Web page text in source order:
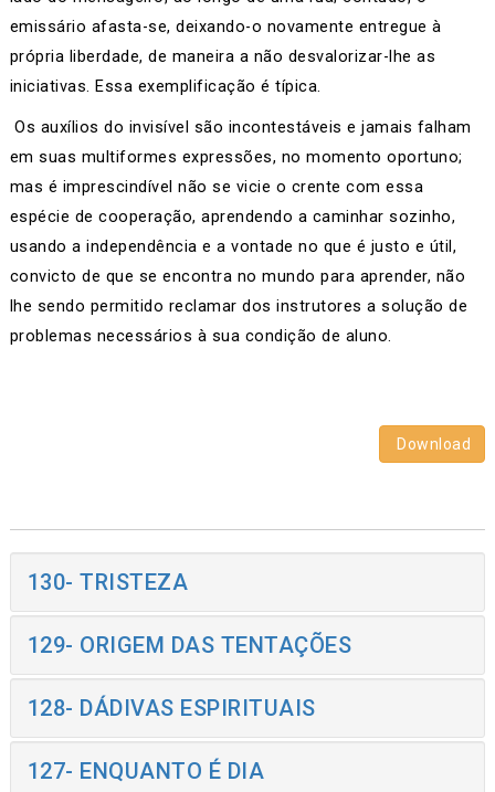
emissário afasta-se, deixando-o novamente entregue à
própria liberdade, de maneira a não desvalorizar-lhe as
iniciativas. Essa exemplificação é típica.
Os auxílios do invisível são incontestáveis e jamais falham
em suas multiformes expressões, no momento oportuno;
mas é imprescindível não se vicie o crente com essa
espécie de cooperação, aprendendo a caminhar sozinho,
usando a independência e a vontade no que é justo e útil,
convicto de que se encontra no mundo para aprender, não
lhe sendo permitido reclamar dos instrutores a solução de
problemas necessários à sua condição de aluno.
Download
130- TRISTEZA
129- ORIGEM DAS TENTAÇÕES
128- DÁDIVAS ESPIRITUAIS
127- ENQUANTO É DIA